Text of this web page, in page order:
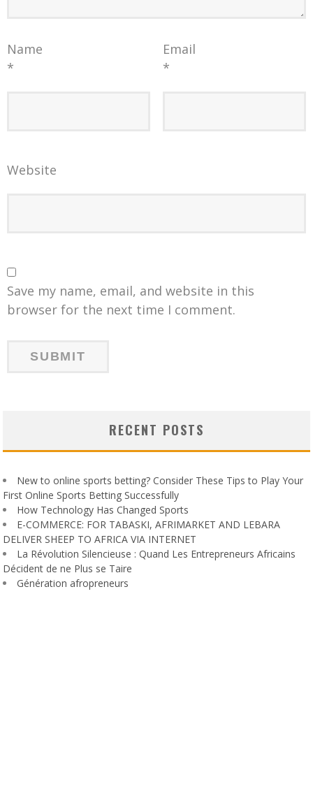
Name
*
Email
*
Website
Save my name, email, and website in this
browser for the next time I comment.
RECENT POSTS
New to online sports betting? Consider These Tips to Play Your
First Online Sports Betting Successfully
How Technology Has Changed Sports
E-COMMERCE: FOR TABASKI, AFRIMARKET AND LEBARA
DELIVER SHEEP TO AFRICA VIA INTERNET
La Révolution Silencieuse : Quand Les Entrepreneurs Africains
Décident de ne Plus se Taire
Génération afropreneurs